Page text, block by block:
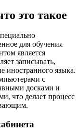
это такое
для обучения
является
записывать,
иностранного языка.
с
досками и
что делает процесс